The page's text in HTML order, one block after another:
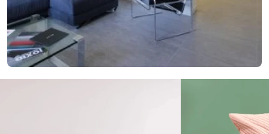
elegantné členenie interiéru
Nový nápad pre lepšie bývanie? Vyskúšajte elegantné členenie
interiéru